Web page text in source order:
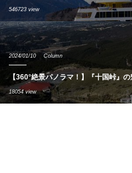
546723 view
2024/01/10 Column
【360°絶景パノラマ！】『十国峠』
18054 view